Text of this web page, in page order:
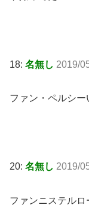
18: 名無し 2019/
ファン・ペルシ
20: 名無し 2019/
ファンニステルロ